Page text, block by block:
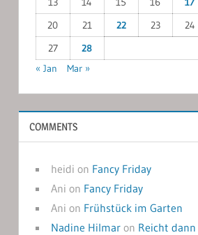
20
21 22 23 24
27
28
« Jan
Mar »
COMMENTS
heidi on Fancy Friday
Ani on Fancy Friday
Ani on Frühstück im Garten
Nadine Hilmaron Reicht dann